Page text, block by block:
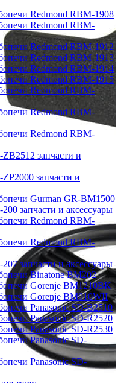
Redmond RBM-1908
Redmond RBM-
Redmond RBM-1912
Redmond RBM-1913
Redmond RBM-1914
Redmond RBM-1915
Redmond RBM-
Redmond RBM-
Redmond RBM-
запчасти и
запчасти и
Gurman GR-BM1500
запчасти и аксессуары
Redmond RBM-
Redmond RBM-
запчасти и аксессуары
Binatone BM202
Gorenje BM1210BK
Gorenje BM910WII
Panasonic SD-B2510
Panasonic SD-R2520
Panasonic SD-R2530
Panasonic SD-
Panasonic SD-